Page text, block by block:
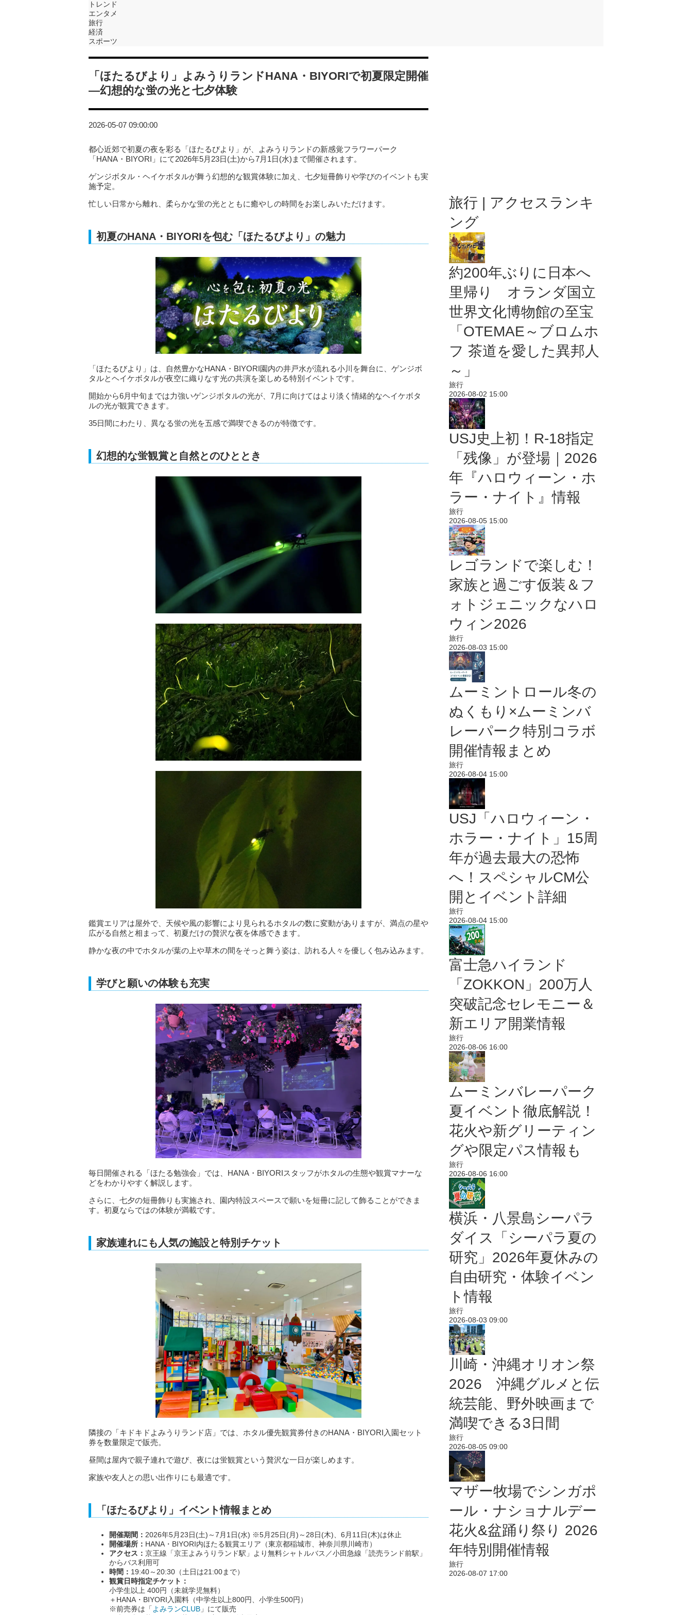
トレンド
エンタメ
旅行
経済
スポーツ
「ほたるびより」よみうりランドHANA・BIYORIで初夏限定開催
―幻想的な蛍の光と七夕体験
2026-05-07 09:00:00
都心近郊で初夏の夜を彩る「ほたるびより」が、よみうりランドの新感覚フラワーパーク
「HANA・BIYORI」にて2026年5月23日(土)から7月1日(水)まで開催されます。
ゲンジボタル・ヘイケボタルが舞う幻想的な観賞体験に加え、七夕短冊飾りや学びのイベントも実
施予定。
忙しい日常から離れ、柔らかな蛍の光とともに癒やしの時間をお楽しみいただけます。
初夏のHANA・BIYORIを包む「ほたるびより」の魅力
「ほたるびより」は、自然豊かなHANA・BIYORI園内の井戸水が流れる小川を舞台に、ゲンジボ
タルとヘイケボタルが夜空に織りなす光の共演を楽しめる特別イベントです。
開始から6月中旬までは力強いゲンジボタルの光が、7月に向けてはより淡く情緒的なヘイケボタ
ルの光が観賞できます。
35日間にわたり、異なる蛍の光を五感で満喫できるのが特徴です。
幻想的な蛍観賞と自然とのひととき
鑑賞エリアは屋外で、天候や風の影響により見られるホタルの数に変動がありますが、満点の星や
広がる自然と相まって、初夏だけの贅沢な夜を体感できます。
静かな夜の中でホタルが葉の上や草木の間をそっと舞う姿は、訪れる人々を優しく包み込みます。
学びと願いの体験も充実
毎日開催される「ほたる勉強会」では、HANA・BIYORIスタッフがホタルの生態や観賞マナーな
どをわかりやすく解説します。
さらに、七夕の短冊飾りも実施され、園内特設スペースで願いを短冊に記して飾ることができま
す。初夏ならではの体験が満載です。
家族連れにも人気の施設と特別チケット
隣接の「キドキドよみうりランド店」では、ホタル優先観賞券付きのHANA・BIYORI入園セット
券を数量限定で販売。
昼間は屋内で親子連れで遊び、夜には蛍観賞という贅沢な一日が楽しめます。
家族や友人との思い出作りにも最適です。
「ほたるびより」イベント情報まとめ
開催期間： 2026年5月23日(土)～7月1日(水) ※5月25日(月)～28日(木)、6月11日(木)は休止
開催場所： HANA・BIYORI内ほたる観賞エリア（東京都稲城市、神奈川県川崎市）
アクセス： 京王線「京王よみうりランド駅」より無料シャトルバス／小田急線「読売ランド前駅」
からバス利用可
時間： 19:40～20:30（土日は21:00まで）
観賞日時指定チケット：
小学生以上 400円（未就学児無料）
＋HANA・BIYORI入園料（中学生以上800円、小学生500円）
※前売券は「 よみランCLUB 」にて販売
旅行 | アクセスランキ
ング
約200年ぶりに日本へ
里帰り オランダ国立
世界文化博物館の至宝
「OTEMAE～ブロムホ
フ 茶道を愛した異邦人
～」
旅行
2026-08-02 15:00
USJ史上初！R-18指定
「残像」が登場｜2026
年『ハロウィーン・ホ
ラー・ナイト』情報
旅行
2026-08-05 15:00
レゴランドで楽しむ！
家族と過ごす仮装＆フ
ォトジェニックなハロ
ウィン2026
旅行
2026-08-03 15:00
ムーミントロール冬の
ぬくもり×ムーミンバ
レーパーク特別コラボ
開催情報まとめ
旅行
2026-08-04 15:00
USJ「ハロウィーン・
ホラー・ナイト」15周
年が過去最大の恐怖
へ！スペシャルCM公
開とイベント詳細
旅行
2026-08-04 15:00
富士急ハイランド
「ZOKKON」200万人
突破記念セレモニー＆
新エリア開業情報
旅行
2026-08-06 16:00
ムーミンバレーパーク
夏イベント徹底解説！
花火や新グリーティン
グや限定パス情報も
旅行
2026-08-06 16:00
横浜・八景島シーパラ
ダイス「シーパラ夏の
研究」2026年夏休みの
自由研究・体験イベン
ト情報
旅行
2026-08-03 09:00
川崎・沖縄オリオン祭
2026 沖縄グルメと伝
統芸能、野外映画まで
満喫できる3日間
旅行
2026-08-05 09:00
マザー牧場でシンガポ
ール・ナショナルデー
花火&盆踊り祭り 2026
年特別開催情報
旅行
2026-08-07 17:00